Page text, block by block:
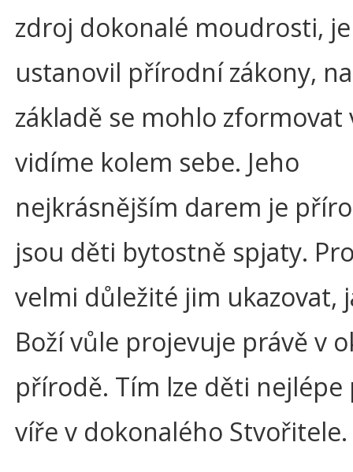
zdroj dokonalé moudrosti,
ustanovil přírodní zákony,
základě se mohlo zformovat
vidíme kolem sebe. Jeho
nejkrásnějším darem je
jsou děti bytostně spjaty.
velmi důležité jim ukazovat,
Boží vůle projevuje právě v
přírodě. Tím lze děti nejlépe
víře v dokonalého Stvořitele.